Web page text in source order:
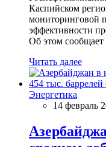
Каспийском
мониторинговой
эффективности
Об этом
Читать далее
Энергетика
14 февраль